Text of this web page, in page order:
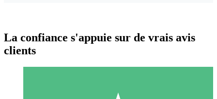
La confiance s'appuie sur de vrais avis
clients